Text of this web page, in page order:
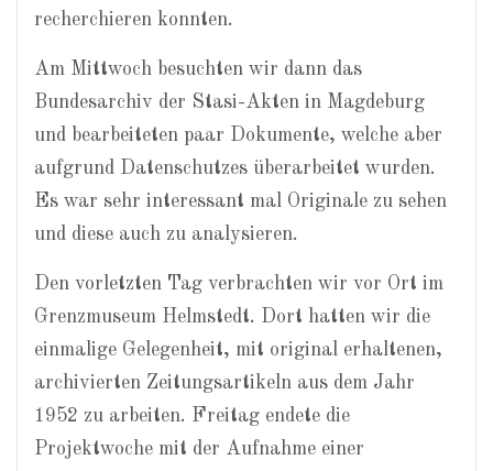
recherchieren konnten.
Am Mittwoch besuchten wir dann das
Bundesarchiv der Stasi-Akten in Magdeburg
und bearbeiteten paar Dokumente, welche aber
aufgrund Datenschutzes überarbeitet wurden.
Es war sehr interessant mal Originale zu sehen
und diese auch zu analysieren.
Den vorletzten Tag verbrachten wir vor Ort im
Grenzmuseum Helmstedt. Dort hatten wir die
einmalige Gelegenheit, mit original erhaltenen,
archivierten Zeitungsartikeln aus dem Jahr
1952 zu arbeiten. Freitag endete die
Projektwoche mit der Aufnahme einer